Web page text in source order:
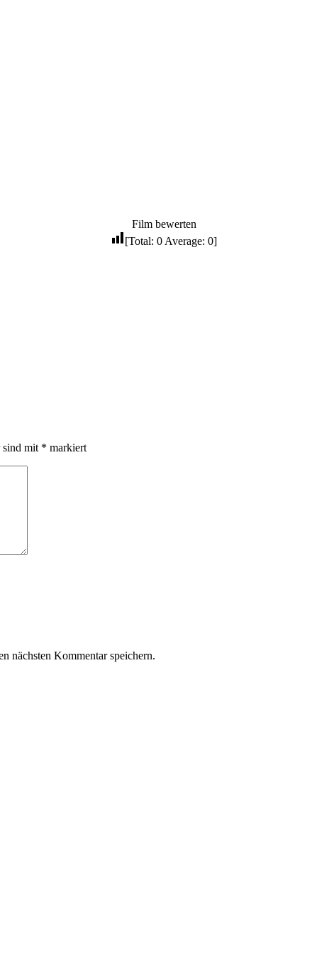
Film bewerten
[Total: 0 Average: 0]
sind mit * markiert
nächsten Kommentar speichern.